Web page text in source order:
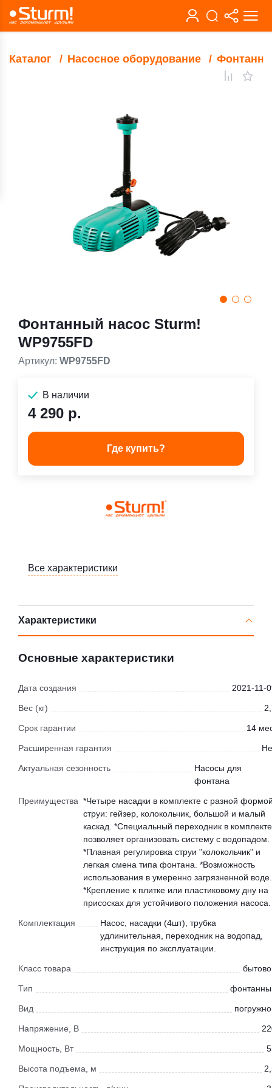
Каталог Насосное оборудование
Фонтанный насос Sturm!
WP9755FD
Артикул: WP9755FD
В наличии
4 290 р.
Где купить?
Все характеристики
Характеристики
Основные характеристики
Дата создания 2021-11-
Вес (кг)
Срок гарантии 14
Расширенная гарантия
Актуальная сезонность
Насосы для
фонтана
Преимущества *Четыре насадки в комплекте с разной
струи: гейзер, колокольчик, большой и малый
каскад. *Специальный переходник в комплекте
позволяет организовать систему с водопадом.
*Плавная регулировка струи "колокольчик" и
легкая смена типа фонтана. *Возможность
использования в умеренно загрязненной воде.
*Крепление к плитке или пластиковому дну на
присосках для устойчивого положения насоса.
Комплектация
Насос, насадки (4шт), трубка
удлинительная, переходник на водопад,
инструкция по эксплуатации.
Класс товара
Тип
Вид
Напряжение, В
Мощность, Вт
Высота подъема, м